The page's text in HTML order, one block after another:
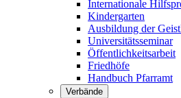
Internationale
Kindergarten
Ausbildung der
Universitätsseminar
Öffentlichkeitsarbeit
Friedhöfe
Handbuch Pfarramt
Verbände